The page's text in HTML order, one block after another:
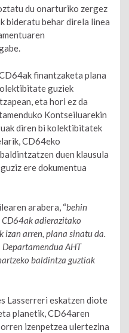
du onarturiko zergez
bideratu behar direla linea
finantzaketa plana
guziek
eta hori ez da
Kontseiluarekin
diren bi kolektibitatek
CD64eko
duen klausula
ere dokumentua
arabera, “behin
adierazitako
arren, plana sinatu da.
AHT
baldintza guztiak
Lasserreri eskatzen diote
planetik, CD64aren
izenpetzea ulertezina